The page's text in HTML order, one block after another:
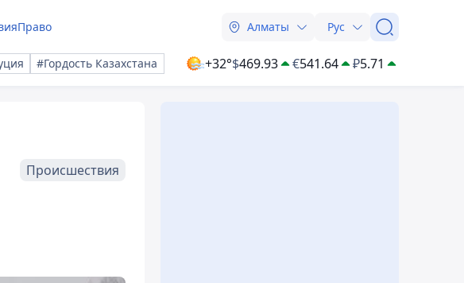
Право Алматы Рус
#Гордость Казахстана +32°$469.93 €541.64 ₽5.71
Происшествия